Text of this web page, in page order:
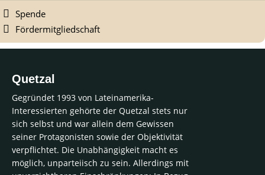
Spende
Fördermitgliedschaft
Quetzal
Gegründet 1993 von Lateinamerika-
Interessierten gehörte der Quetzal stets nur
sich selbst und war allein dem Gewissen
seiner Protagonisten sowie der Objektivität
verpflichtet. Die Unabhängigkeit macht es
möglich, unparteiisch zu sein. Allerdings mit